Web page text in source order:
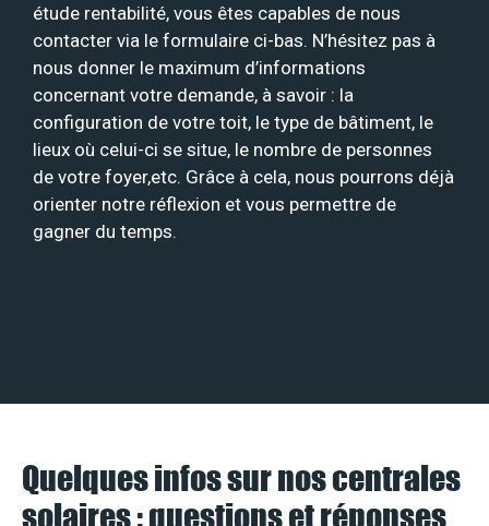
étude rentabilité, vous êtes capables de nous
contacter via le formulaire ci-bas. N’hésitez pas à
nous donner le maximum d’informations
concernant votre demande, à savoir : la
configuration de votre toit, le type de bâtiment, le
lieux où celui-ci se situe, le nombre de personnes
de votre foyer,etc. Grâce à cela, nous pourrons déjà
orienter notre réflexion et vous permettre de
gagner du temps.
Quelques infos sur nos centrales
solaires : questions et réponses